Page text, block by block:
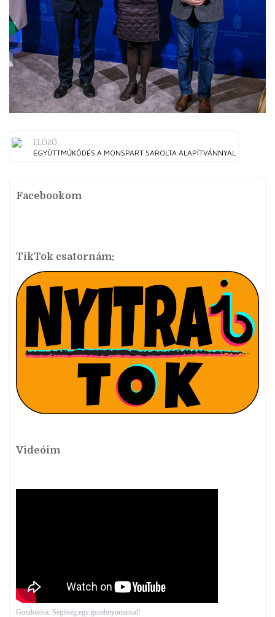
ELŐZŐ
EGYÜTTMŰKÖDÉS A MONSPART SAROLTA ALAPÍTVÁNNYAL
Facebookom
TikTok csatornám:
Videóim
Gondosóra: Segítség egy gombnyomással!